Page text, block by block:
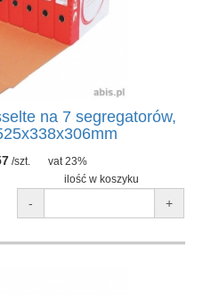
na 7 segregatorów,
/szt.
vat 23%
ilość w koszyku
- +